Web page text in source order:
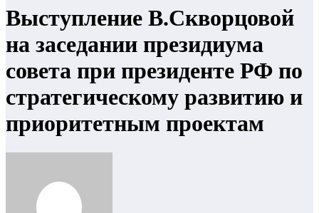
Выступление В.Скворцовой
на заседании президиума
совета при президенте РФ по
стратегическому развитию и
приоритетным проектам